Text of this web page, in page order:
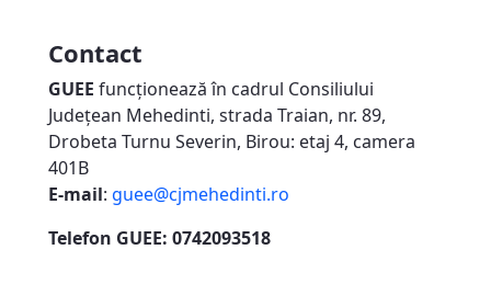
Contact
GUEE funcționează în cadrul Consiliului
Județean Mehedinti, strada Traian, nr. 89,
Drobeta Turnu Severin, Birou: etaj 4, camera
401B
E-mail: guee@cjmehedinti.ro
Telefon GUEE: 0742093518